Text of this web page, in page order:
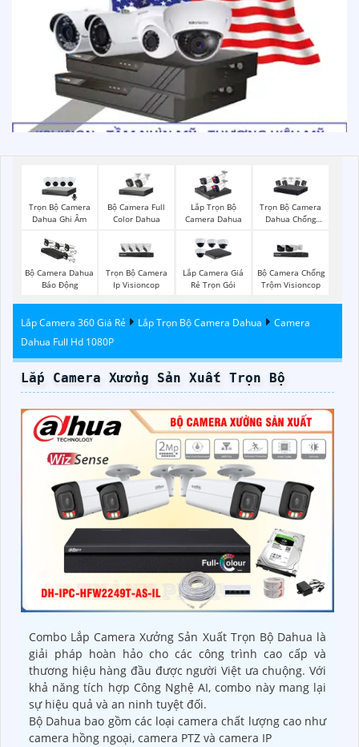
Trọn Bộ Camera
Dahua Ghi Âm
Bộ Camera Full
Color Dahua
Lắp Trọn Bộ
Camera Dahua
Trọn Bộ Camera
Dahua Chống
Bộ Camera Dahua
Báo Động
Trọn Bộ Camera
Ip Visioncop
Lắp Camera Giá
Rẻ Trọn Gói
Bộ Camera Chống
Trộm Visioncop
Lắp Camera 360 Giá Rẻ Lắp Trọn Bộ Camera Dahua
Camera
Dahua Full Hd 1080P
Lắp Camera Xưởng Sản Xuất Trọn Bộ
Combo Lắp Camera Xưởng Sản Xuất Trọn Bộ Dahua là
giải pháp hoàn hảo cho các công trình cao cấp và
thương hiệu hàng đầu được người Việt ưa chuộng. Với
khả năng tích hợp Công Nghệ AI, combo này mang lại
sự hiệu quả và an ninh tuyệt đối.
Bộ Dahua bao gồm các loại camera chất lượng cao như
camera hồng ngoại, camera PTZ và camera IP